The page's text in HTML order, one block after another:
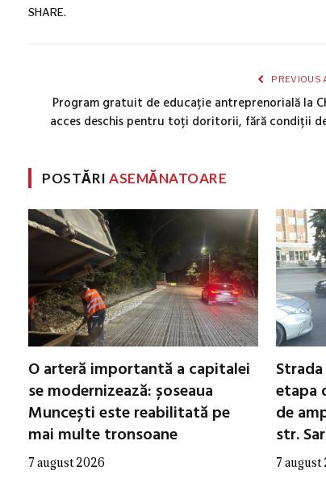
SHARE.
PREVIOUS
Program gratuit de educație antreprenorială la
acces deschis pentru toți doritorii, fără condiții
POSTĂRIASEMĂNATOARE
O arteră importantă a capitalei
se modernizează: șoseaua
Muncești este reabilitată pe
mai multe tronsoane
7 august 2026
etapa
de
str.
7 august